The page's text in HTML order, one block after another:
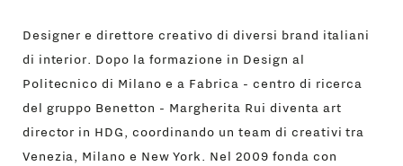
Designer e direttore creativo di diversi brand italiani
di interior. Dopo la formazione in Design al
Politecnico di Milano e a Fabrica - centro di ricerca
del gruppo Benetton - Margherita Rui diventa art
director in HDG, coordinando un team di creativi tra
Venezia, Milano e New York. Nel 2009 fonda con